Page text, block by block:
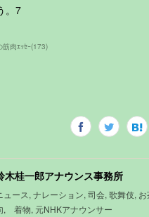
。7
肉ｴｯｾｰ(173)
木桂一郎アナウンス事務所
ュース, ナレーション, 司会, 歌舞伎,
, 着物, 元NHKアナウンサー